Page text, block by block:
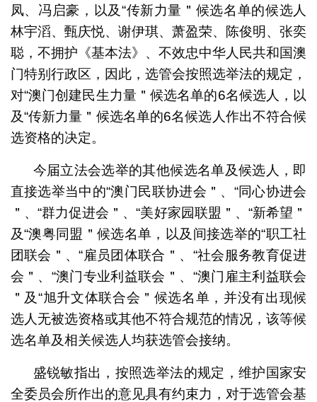
凤、冯启豪，以及“传新力量＂候选名单的候选人
林宇滔、甄庆悦、谢伊琪、萧盈荣、陈俊明、张奕
聪，不拥护《基本法》、不效忠中华人民共和国澳
门特别行政区，因此，选管会按照选举法的规定，
对“澳门创建民生力量＂候选名单的6名候选人，以
及“传新力量＂候选名单的6名候选人作出不符合候
选资格的决定。
今届立法会选举的其他候选名单及候选人，即
直接选举当中的“澳门民联协进会＂、“同心协进会
＂、“群力促进会＂、“美好家园联盟＂、“新希望＂
及“澳粤同盟＂候选名单，以及间接选举的“职工社
团联会＂、“雇员团体联合＂、“社会服务教育促进
会＂、“澳门专业利益联会＂、“澳门雇主利益联会
＂及“旭升文体联合会＂候选名单，并没有出现候
选人无被选资格或其他不符合规范的情况，该等候
选名单及相关候选人均获选管会接纳。
盛锐敏指出，按照选举法的规定，维护国家安
全委员会所作出的意见具有约束力，对于选管会基